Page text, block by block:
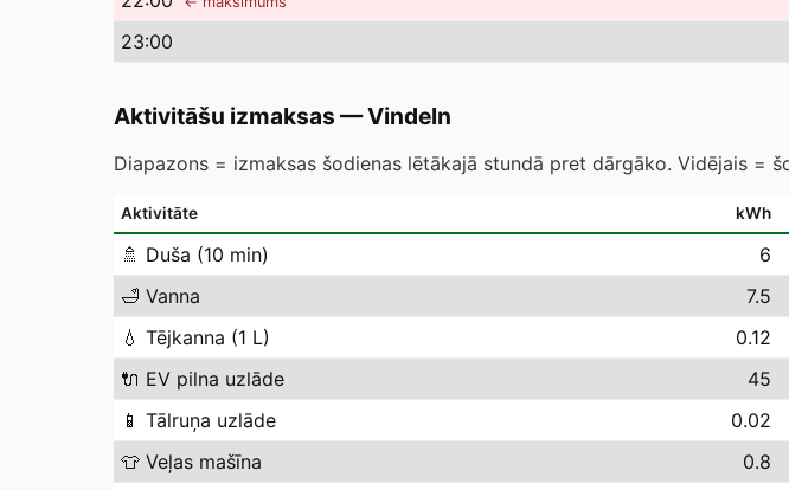
23:00
Aktivitāšu izmaksas —Vindeln
Diapazons = izmaksas šodienas lētākajā stundā pret dārgāko. Vidējais =
Aktivitāte kWh
🚿 Duša (10 min) 6
🛁 Vanna 7.5
💧 Tējkanna (1 L) 0.12
🔌 EV pilna uzlāde 45
📱 Tālruņa uzlāde 0.02
👕 Veļas mašīna 0.8